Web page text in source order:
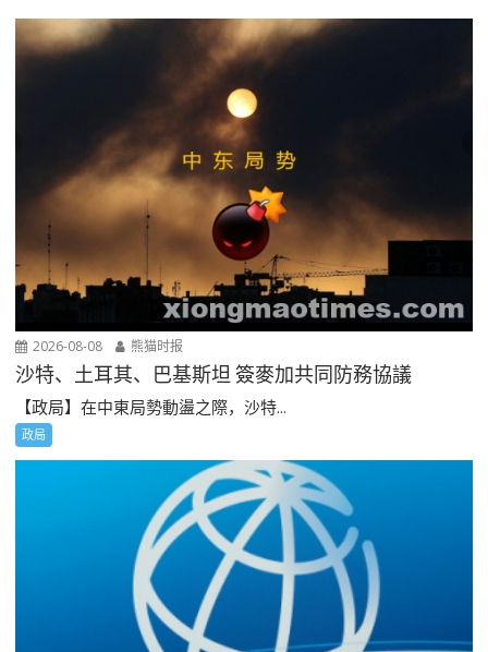
2026-08-08 熊猫时报
沙特、土耳其、巴基斯坦 簽麥加共同防務協議
【政局】在中東局勢動盪之際，沙特...
政局